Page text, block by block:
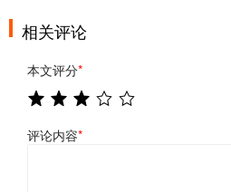
相关评论
本文评分*
评论内容*